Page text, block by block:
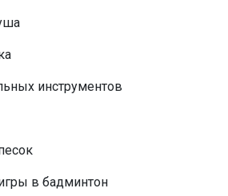
инструментов
в бадминтон